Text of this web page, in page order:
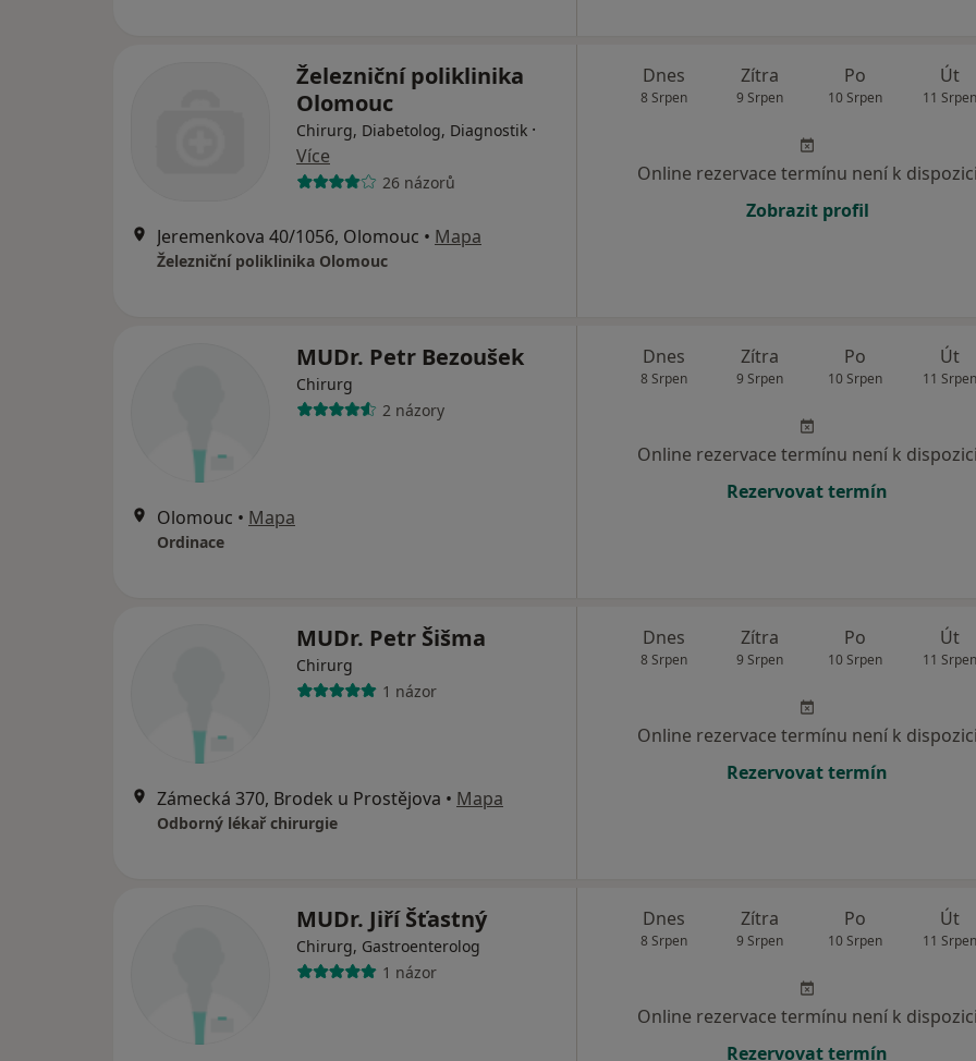
Železniční poliklinika
Olomouc
Chirurg, Diabetolog, Diagnostik ·
Více
26 názorů
Jeremenkova 40/1056, Olomouc • Mapa
Železniční poliklinika Olomouc
Dnes
8 Srpen
Zítra
9 Srpen
Po
10 Srpen
Út
11 Srpen
Online rezervace termínu není k dispozici
Zobrazit profil
MUDr. Petr Bezoušek
Chirurg
2 názory
Olomouc • Mapa
Ordinace
Dnes
8 Srpen
Zítra
9 Srpen
Po
10 Srpen
Út
11 Srpen
Online rezervace termínu není k dispozici
Rezervovat termín
MUDr. Petr Šišma
Chirurg
1 názor
Zámecká 370, Brodek u Prostějova • Mapa
Odborný lékař chirurgie
Dnes
8 Srpen
Zítra
9 Srpen
Po
10 Srpen
Út
11 Srpen
Online rezervace termínu není k dispozici
Rezervovat termín
MUDr. Jiří Šťastný
Chirurg, Gastroenterolog
1 názor
Dnes
8 Srpen
Zítra
9 Srpen
Po
10 Srpen
Út
11 Srpen
Online rezervace termínu není k dispozici
Rezervovat termín